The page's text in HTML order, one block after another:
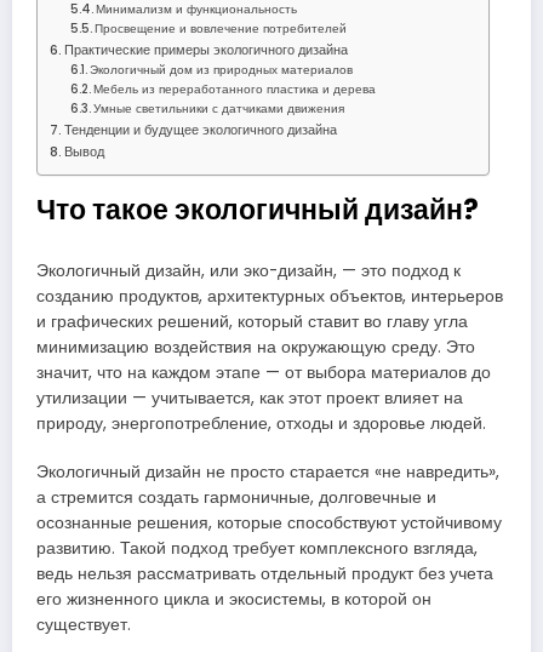
Минимализм и функциональность
Просвещение и вовлечение потребителей
Практические примеры экологичного дизайна
Экологичный дом из природных материалов
Мебель из переработанного пластика и дерева
Умные светильники с датчиками движения
Тенденции и будущее экологичного дизайна
Вывод
Что такое экологичный дизайн?
Экологичный дизайн, или эко-дизайн, — это подход к
созданию продуктов, архитектурных объектов, интерьеров
и графических решений, который ставит во главу угла
минимизацию воздействия на окружающую среду. Это
значит, что на каждом этапе — от выбора материалов до
утилизации — учитывается, как этот проект влияет на
природу, энергопотребление, отходы и здоровье людей.
Экологичный дизайн не просто старается «не навредить»,
а стремится создать гармоничные, долговечные и
осознанные решения, которые способствуют устойчивому
развитию. Такой подход требует комплексного взгляда,
ведь нельзя рассматривать отдельный продукт без учета
его жизненного цикла и экосистемы, в которой он
существует.